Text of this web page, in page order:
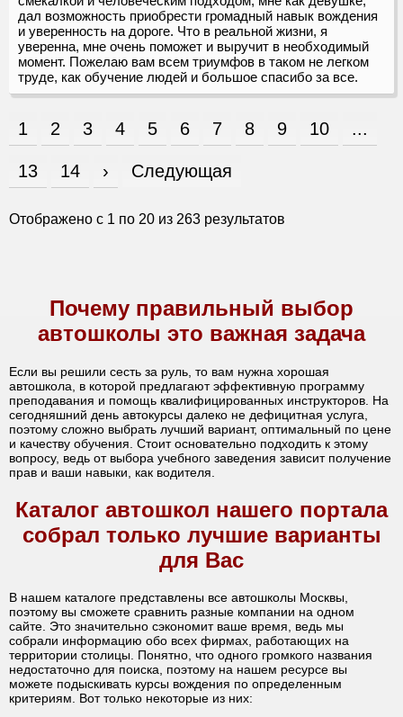
дал возможность приобрести громадный навык вождения
и уверенность на дороге. Что в реальной жизни, я
уверенна, мне очень поможет и выручит в необходимый
момент. Пожелаю вам всем триумфов в таком не легком
труде, как обучение людей и большое спасибо за все.
1 2 3 4 5 6 7 8 9 10 ...
13 14 › Следующая
Отображено с 1 по 20 из 263 результатов
Почему правильный выбор
автошколы это важная задача
Если вы решили сесть за руль, то вам нужна хорошая
автошкола, в которой предлагают эффективную программу
преподавания и помощь квалифицированных инструкторов. На
сегодняшний день автокурсы далеко не дефицитная услуга,
поэтому сложно выбрать лучший вариант, оптимальный по цене
и качеству обучения. Стоит основательно подходить к этому
вопросу, ведь от выбора учебного заведения зависит получение
прав и ваши навыки, как водителя.
Каталог автошкол нашего портала
собрал только лучшие варианты
для Вас
В нашем каталоге представлены все автошколы Москвы,
поэтому вы сможете сравнить разные компании на одном
сайте. Это значительно сэкономит ваше время, ведь мы
собрали информацию обо всех фирмах, работающих на
территории столицы. Понятно, что одного громкого названия
недостаточно для поиска, поэтому на нашем ресурсе вы
можете подыскивать курсы вождения по определенным
критериям. Вот только некоторые из них: